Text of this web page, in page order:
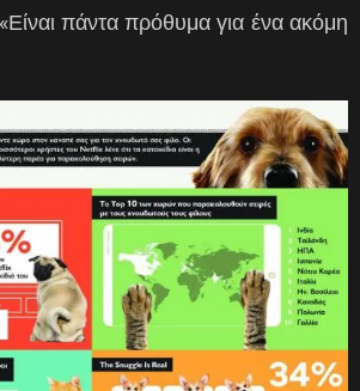
πάντα πρόθυμα για ένα ακόμη